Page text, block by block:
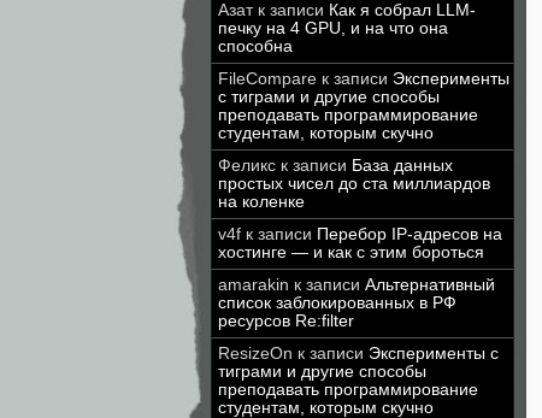
Азатк записи Как я собрал LLM-
печку на 4 GPU, и на что она
способна
FileCompare к записи Эксперименты
с тиграми и другие способы
преподавать программирование
студентам, которым скучно
Феликс к записи База данных
простых чисел до ста миллиардов
на коленке
v4f к записи Перебор IP-адресов на
хостинге — и как с этим бороться
amarakin к записи Альтернативный
список заблокированных в РФ
ресурсов Re:filter
ResizeOn к записи Эксперименты с
тиграми и другие способы
преподавать программирование
студентам, которым скучно